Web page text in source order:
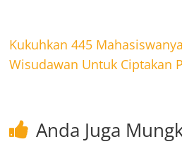
Kukuhkan 445
Wisudawan Untuk Ciptakan
Anda Juga